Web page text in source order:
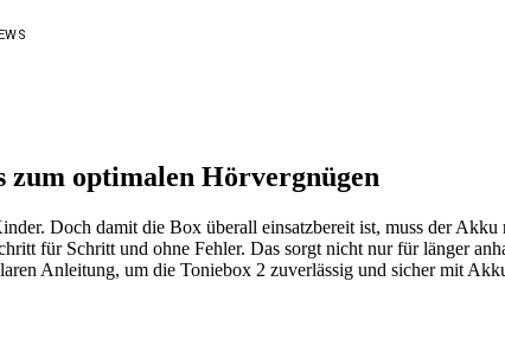
zum optimalen Hörvergnügen
Doch damit die Box überall einsatzbereit ist, muss der
für Schritt und ohne Fehler. Das sorgt nicht nur für länger
Anleitung, um die Toniebox 2 zuverlässig und sicher mit